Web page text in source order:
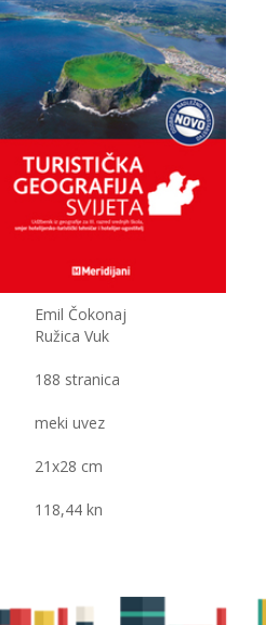
Emil Čokonaj
Ružica Vuk
188 stranica
meki uvez
21x28 cm
118,44 kn